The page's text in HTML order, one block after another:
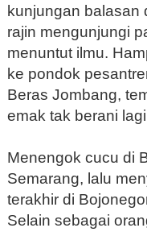
kunjungan balasan
rajin mengunjungi
menuntut ilmu.
ke pondok
Beras Jombang,
emak tak berani
Menengok cucu di
Semarang, lalu
terakhir di
Selain sebagai